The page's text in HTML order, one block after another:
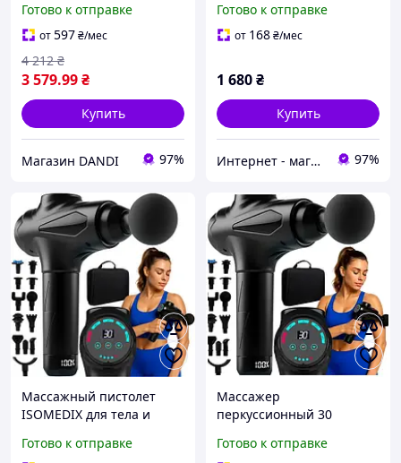
7 насадок, BLDC
двигатель
Готово к отправке
от597₴/мес
3 579.99₴
4 212 ₴
Купить
Магазин DANDI 97%
Готово к отправке
от 168₴/мес
1 680₴
Купить
Интернет - магазин МАНДАРИНКА 97%
Массажный пистолет
ISOMEDIX для тела и
насадками для глубокого
Готово к отправке
Массажер
перкуссионный 30
тела черный ISOMEDIX
Готово к отправке